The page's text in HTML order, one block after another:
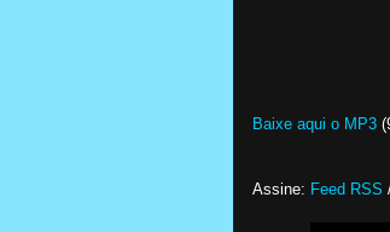
Baixe aqui o MP3
Assine: Feed RSS